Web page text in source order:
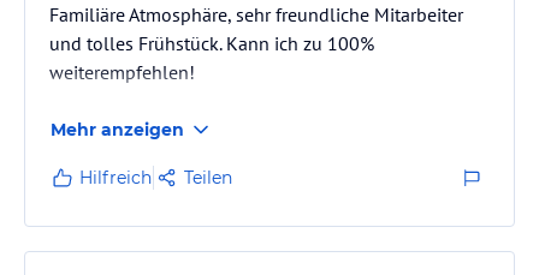
Familiäre Atmosphäre, sehr freundliche Mitarbeiter
und tolles Frühstück. Kann ich zu 100%
weiterempfehlen!
Mehr anzeigen
Hilfreich Teilen